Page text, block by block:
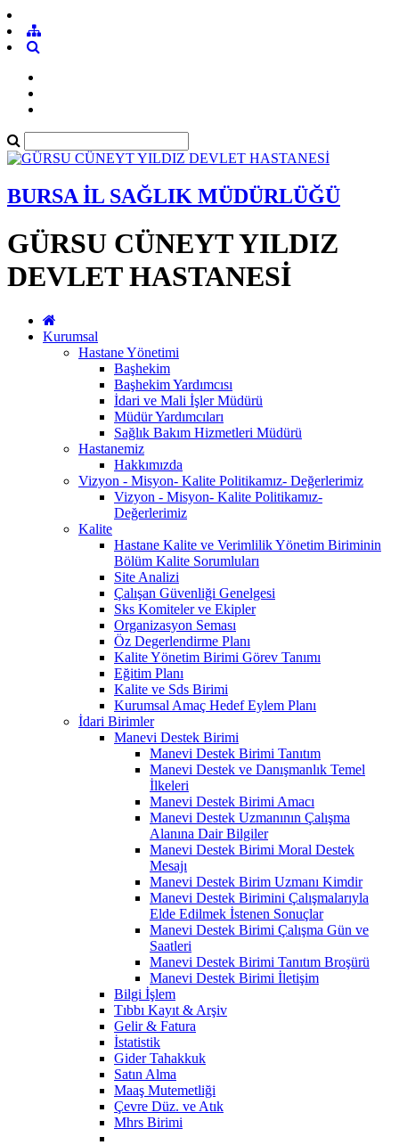
BURSA İL SAĞLIK MÜDÜRLÜĞÜ
GÜRSU CÜNEYT YILDIZ
DEVLET HASTANESİ
Kurumsal
Hastane Yönetimi
Başhekim
Başhekim Yardımcısı
İdari ve Mali İşler Müdürü
Müdür Yardımcıları
Sağlık Bakım Hizmetleri Müdürü
Hastanemiz
Hakkımızda
Vizyon - Misyon- Kalite Politikamız- Değerlerimiz
Vizyon - Misyon- Kalite Politikamız-
Değerlerimiz
Kalite
Hastane Kalite ve Verimlilik Yönetim Biriminin
Bölüm Kalite Sorumluları
Site Analizi
Çalışan Güvenliği Genelgesi
Sks Komiteler ve Ekipler
Organizasyon Seması
Öz Degerlendirme Planı
Kalite Yönetim Birimi Görev Tanımı
Eğitim Planı
Kalite ve Sds Birimi
Kurumsal Amaç Hedef Eylem Planı
İdari Birimler
Manevi Destek Birimi
Manevi Destek Birimi Tanıtım
Manevi Destek ve Danışmanlık Temel
İlkeleri
Manevi Destek Birimi Amacı
Manevi Destek Uzmanının Çalışma
Alanına Dair Bilgiler
Manevi Destek Birimi Moral Destek
Mesajı
Manevi Destek Birim Uzmanı Kimdir
Manevi Destek Birimini Çalışmalarıyla
Elde Edilmek İstenen Sonuçlar
Manevi Destek Birimi Çalışma Gün ve
Saatleri
Manevi Destek Birimi Tanıtım Broşürü
Manevi Destek Birimi İletişim
Bilgi İşlem
Tıbbı Kayıt & Arşiv
Gelir & Fatura
İstatistik
Gider Tahakkuk
Satın Alma
Maaş Mutemetliği
Çevre Düz. ve Atık
Mhrs Birimi